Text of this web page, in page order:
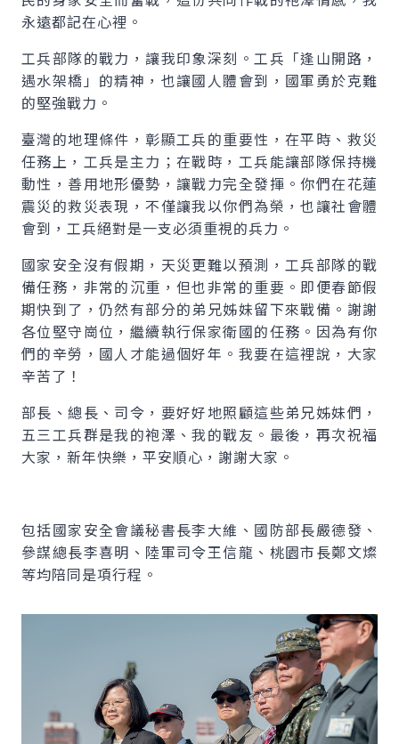
永遠都記在心裡。
工兵部隊的戰力，讓我印象深刻。工兵「逢山開路，
遇水架橋」的精神，也讓國人體會到，國軍勇於克難
的堅強戰力。
臺灣的地理條件，彰顯工兵的重要性，在平時、救災
任務上，工兵是主力；在戰時，工兵能讓部隊保持機
動性，善用地形優勢，讓戰力完全發揮。你們在花蓮
震災的救災表現，不僅讓我以你們為榮，也讓社會體
會到，工兵絕對是一支必須重視的兵力。
國家安全沒有假期，天災更難以預測，工兵部隊的戰
備任務，非常的沉重，但也非常的重要。即便春節假
期快到了，仍然有部分的弟兄姊妹留下來戰備。謝謝
各位堅守崗位，繼續執行保家衛國的任務。因為有你
們的辛勞，國人才能過個好年。我要在這裡說，大家
辛苦了！
部長、總長、司令，要好好地照顧這些弟兄姊妹們，
五三工兵群是我的袍澤、我的戰友。最後，再次祝福
大家，新年快樂，平安順心，謝謝大家。
包括國家安全會議秘書長李大維、國防部長嚴德發、
參謀總長李喜明、陸軍司令王信龍、桃園市長鄭文燦
等均陪同是項行程。